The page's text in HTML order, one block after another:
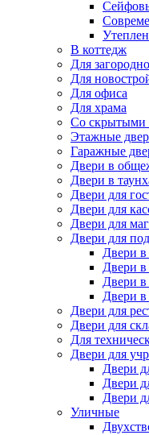
В коттедж
Для
Для
Для офиса
Для храма
Со скрытыми
Этажные
Гаражные
Двери в
Двери в
Двери для
Двери для
Двери для
Двери для
Двери в
Двери в
Двери в
Двери
Двери для
Двери для
Для
Двери для
Двери
Двери
Двери
Уличные